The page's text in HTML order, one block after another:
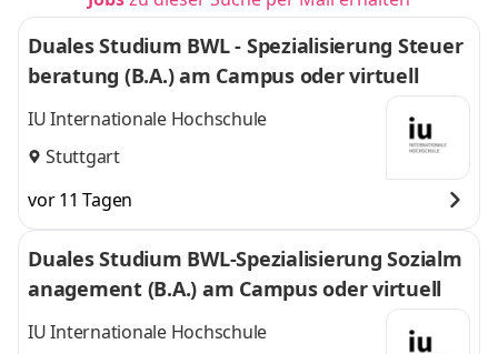
Duales Studium BWL - Spezialisierung Steuer
beratung (B.A.) am Campus oder virtuell
IU Internationale Hochschule
Stuttgart
vor 11 Tagen
Duales Studium BWL-Spezialisierung Sozialm
anagement (B.A.) am Campus oder virtuell
IU Internationale Hochschule